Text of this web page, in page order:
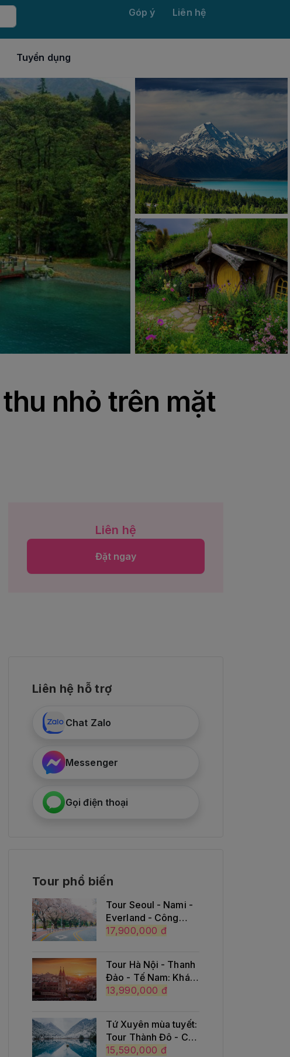
Góp ý Liên hệ
Tuyển dụng
nhỏ trên mặt
Liên hệ
Đặt ngay
Liên hệ hỗ trợ
Chat Zalo
Messenger
Gọi điện thoại
Tour phổ biến
Tour Seoul - Nami -
Everland - Công
viên Yeouido - Rừng
17,900,000 đ
Tour Hà Nội - Thanh
Đảo - Tế Nam: Khám
phá Thụy Sĩ của
13,990,000 đ
Tứ Xuyên mùa tuyết:
Tour Thành Đô - Cửu
Trại Câu - Trượt
15,590,000 đ